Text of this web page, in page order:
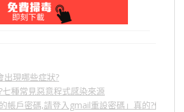
出現哪些症狀?
種常見惡意程式感染來源
帳戶密碼,請登入gmail重設密碼」真的?假的?5